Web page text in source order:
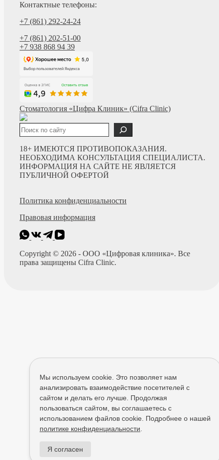
Контактные телефоны:
+7 (861) 292-24-24
+7 (861) 202-51-00
+7 938 868 94 39
Стоматология «Цифра Клиник» (Cifra Clinic)
Поиск
18+ ИМЕЮТСЯ ПРОТИВОПОКАЗАНИЯ.
НЕОБХОДИМА КОНСУЛЬТАЦИЯ СПЕЦИАЛИСТА.
ИНФОРМАЦИЯ НА САЙТЕ НЕ ЯВЛЯЕТСЯ
ПУБЛИЧНОЙ ОФЕРТОЙ
Мы используем cookie. Это позволяет нам
анализировать взаимодействие посетителей с
сайтом и делать его лучше. Продолжая
пользоваться сайтом, вы соглашаетесь с
использованием файлов cookie. Подробнее о нашей
политике конфиденциальности
Я согласен
Политика конфиденциальности
Правовая информация
Copyright © 2026 - ООО «Цифровая клиника». Все
права защищены Cifra Clinic.